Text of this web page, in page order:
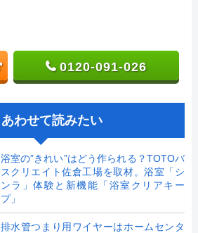
0120-091-026
あわせて読みたい
浴室の”きれい”はどう作られる？TOTOバ
スクリエイト佐倉工場を取材。浴室「シ
ンラ」体験と新機能「浴室クリアキー
プ」
排水管つまり用ワイヤーはホームセンタ